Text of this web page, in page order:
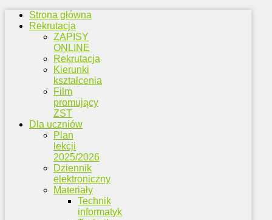
Strona główna
Rekrutacja
ZAPISY
ONLINE
Rekrutacja
Kierunki
kształcenia
Film
promujący
ZST
Dla uczniów
Plan
lekcji
2025/2026
Dziennik
elektroniczny
Materiały
Technik
informatyk